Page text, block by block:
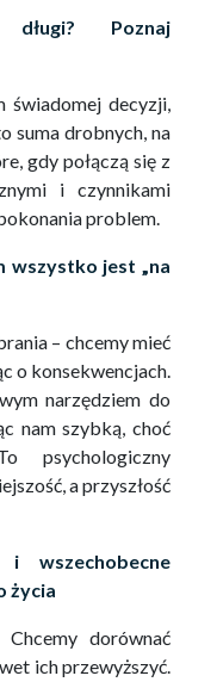
Poznaj
świadomej decyzji,
suma drobnych, na
gdy połączą się z
i czynnikami
problem.
wszystko jest „na
– chcemy mieć
o konsekwencjach.
narzędziem do
nam szybką, choć
psychologiczny
a przyszłość
i wszechobecne
życia
dorównać
ich przewyższyć.